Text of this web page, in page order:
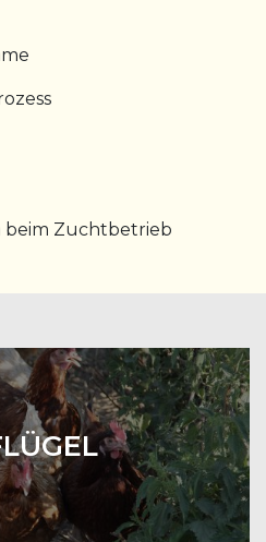
beim Zuchtbetrieb